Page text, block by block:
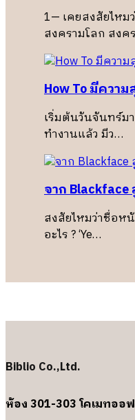
1— เคยสงสัยไห
สงครามโลก สงค
How To มีควา
เริ่มต้นวันจันทร์ม
ทำงานแล้ว มีว…
จาก Blackface
สงสัยไหมว่าชื่อห
อะไร ? ‘Ye…
Biblio Co.,Ltd.
ห้อง 301-303 โคเมทออ